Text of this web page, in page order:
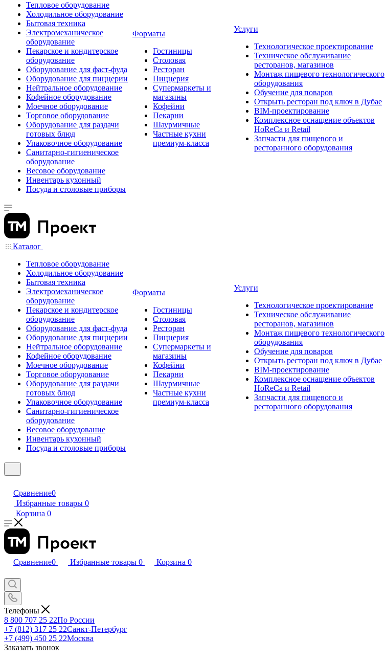
Тепловое оборудование
Холодильное оборудование
Бытовая техника
Электромеханическое
оборудование
Пекарское и кондитерское
оборудование
Оборудование для фаст-фуда
Оборудование для пиццерии
Нейтральное оборудование
Кофейное оборудование
Моечное оборудование
Торговое оборудование
Оборудование для раздачи
готовых блюд
Упаковочное оборудование
Санитарно-гигиеническое
оборудование
Весовое оборудование
Инвентарь кухонный
Посуда и столовые приборы
Форматы
Гостиницы
Столовая
Ресторан
Пиццерия
Супермаркеты и
магазины
Кофейни
Пекарни
Шаурмичные
Частные кухни
премиум-класса
Услуги
Технологическое проектирование
Техническое обслуживание
ресторанов, магазинов
Монтаж пищевого технологического
оборудования
Обучение для поваров
Открыть ресторан под ключ в Дубае
BIM-проектирование
Комплексное оснащение объектов
HoReCa и Retail
Запчасти для пищевого и
ресторанного оборудования
Каталог
Тепловое оборудование
Холодильное оборудование
Бытовая техника
Электромеханическое
оборудование
Пекарское и кондитерское
оборудование
Оборудование для фаст-фуда
Оборудование для пиццерии
Нейтральное оборудование
Кофейное оборудование
Моечное оборудование
Торговое оборудование
Оборудование для раздачи
готовых блюд
Упаковочное оборудование
Санитарно-гигиеническое
оборудование
Весовое оборудование
Инвентарь кухонный
Посуда и столовые приборы
Форматы
Гостиницы
Столовая
Ресторан
Пиццерия
Супермаркеты и
магазины
Кофейни
Пекарни
Шаурмичные
Частные кухни
премиум-класса
Услуги
Технологическое проектирование
Техническое обслуживание
ресторанов, магазинов
Монтаж пищевого технологического
оборудования
Обучение для поваров
Открыть ресторан под ключ в Дубае
BIM-проектирование
Комплексное оснащение объектов
HoReCa и Retail
Запчасти для пищевого и
ресторанного оборудования
Сравнение0
Избранные товары 0
Корзина 0
Сравнение0 Избранные товары 0 Корзина 0
Телефоны
8 800 707 25 22По России
+7 (812) 317 25 22Санкт-Петербург
+7 (499) 450 25 22Москва
Заказать звонок